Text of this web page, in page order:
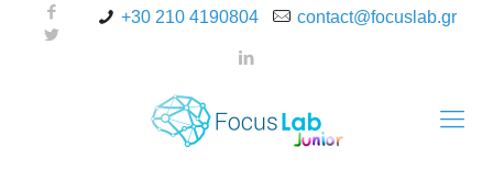
+30 210 4190804 contact@focuslab.gr